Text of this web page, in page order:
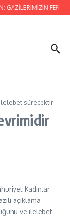
GAZİLERİMİZİN
sürecektir
Kadınlar
açıklama
ve ilelebet